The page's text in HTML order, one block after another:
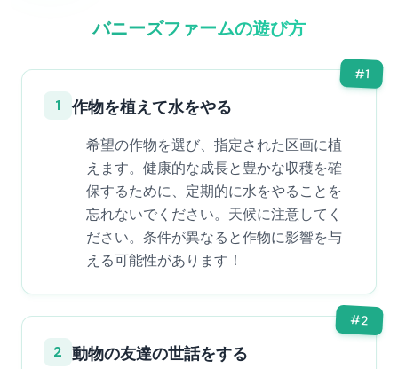
バニーズファームの遊び方
#1
1 作物を植えて水をやる
希望の作物を選び、指定された区画に植
えます。健康的な成長と豊かな収穫を確
保するために、定期的に水をやることを
忘れないでください。天候に注意してく
ださい。条件が異なると作物に影響を与
える可能性があります！
#2
2 動物の友達の世話をする